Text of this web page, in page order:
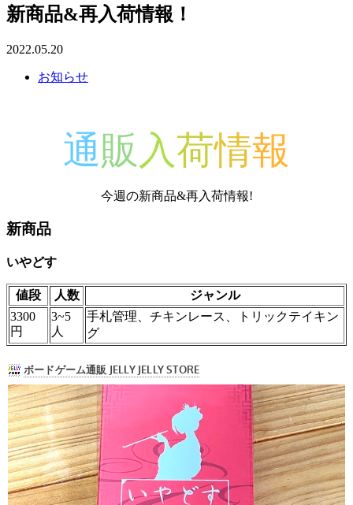
新商品&再入荷情報！
2022.05.20
お知らせ
通販 入荷情報
今週の新商品&再入荷情報!
新商品
いやどす
値段 人数
ジャンル
3300
円
3~5
人
手札管理、チキンレース、トリックテイキン
グ